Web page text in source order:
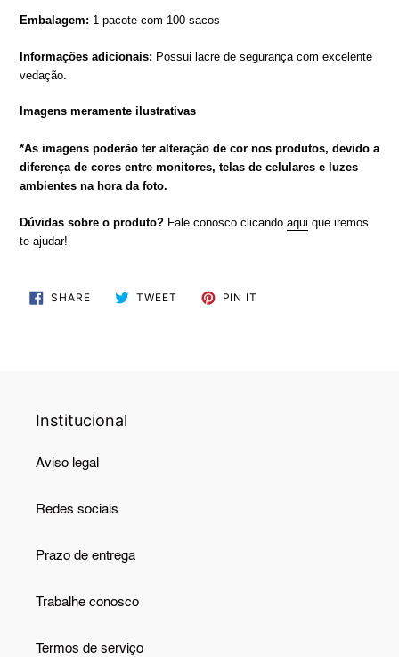
Embalagem: 1 pacote com 100 sacos
Informações adicionais: Possui lacre de segurança com excelente
vedação.
Imagens meramente ilustrativas
*As imagens poderão ter alteração de cor nos produtos, devido a
diferença de cores entre monitores, telas de celulares e luzes
ambientes na hora da foto.
Dúvidas sobre o produto? Fale conosco clicando aqui que iremos
te ajudar!
SHARESHARE
ON
TWEET TWEET PIN IT
Institucional
Aviso legal
Redes sociais
Prazo de entrega
Trabalhe conosco
Termos de serviço